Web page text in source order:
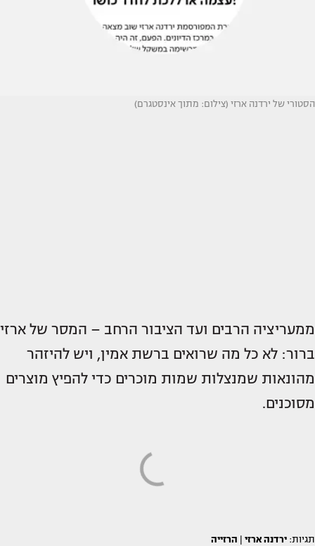
הסטורי של ירדנה ארזי (צילום: מתוך אינסטגרם)
ממעריציה הרבים ועד הציבור הרחב – המסר של ארזי
ברור: לא כל מה שרואים ברשת אמין, ויש להיזהר
מהונאות שמנצלות שמות מוכרים כדי להפיץ מוצרים
מסוכנים.
תגיות: ירדנה ארזי הרזייה